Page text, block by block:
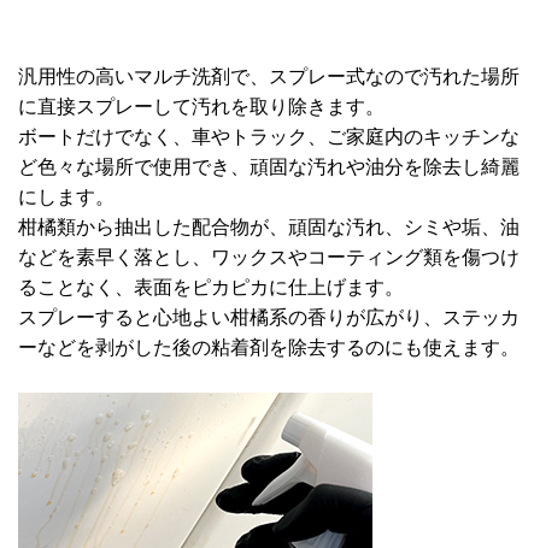
汎用性の高いマルチ洗剤で、スプレー式なので汚れた場所
に直接スプレーして汚れを取り除きます。
ボートだけでなく、車やトラック、ご家庭内のキッチンな
ど色々な場所で使用でき、頑固な汚れや油分を除去し綺麗
にします。
柑橘類から抽出した配合物が、頑固な汚れ、シミや垢、油
などを素早く落とし、ワックスやコーティング類を傷つけ
ることなく、表面をピカピカに仕上げます。
スプレーすると心地よい柑橘系の香りが広がり、ステッカ
ーなどを剥がした後の粘着剤を除去するのにも使えます。